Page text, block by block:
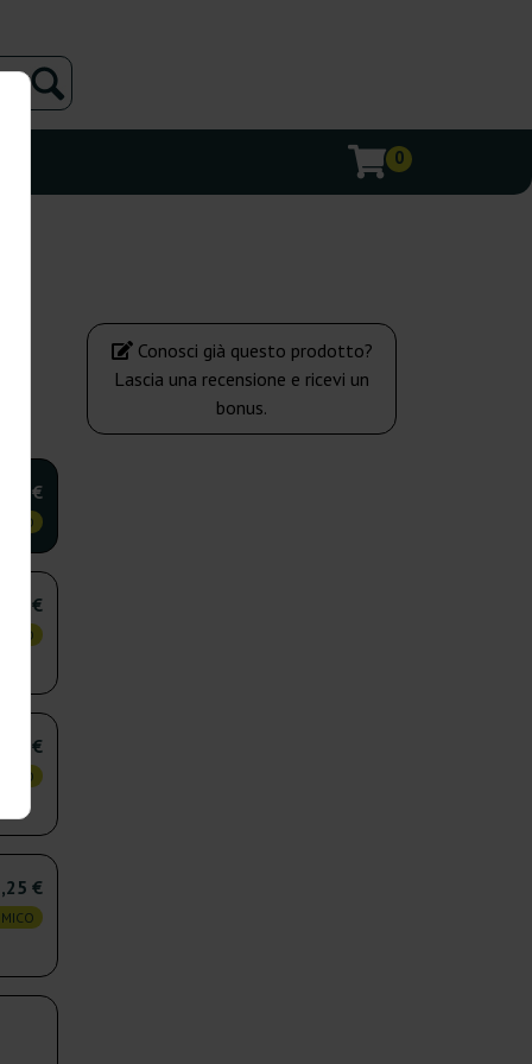
0
€
€
€
€
Conosci già questo prodotto?
Lascia una recensione e ricevi un
bonus.